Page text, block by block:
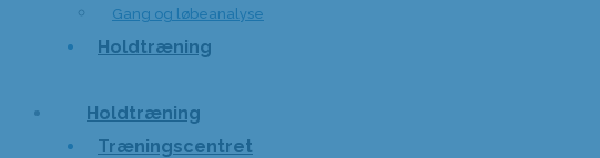
Holdtræning
Træningscentret
Gang og løbeanalyse
Holdtræning